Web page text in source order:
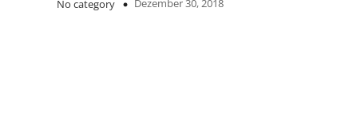
No category Dezember 30, 2018